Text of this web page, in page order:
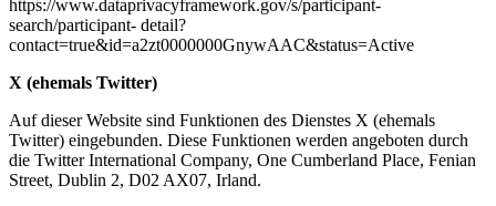
https://www.dataprivacyframework.gov/s/participant-
search/participant- detail?
contact=true&id=a2zt0000000GnywAAC&status=Active
X (ehemals Twitter)
Auf dieser Website sind Funktionen des Dienstes X (ehemals
Twitter) eingebunden. Diese Funktionen werden angeboten durch
die Twitter International Company, One Cumberland Place, Fenian
Street, Dublin 2, D02 AX07, Irland.